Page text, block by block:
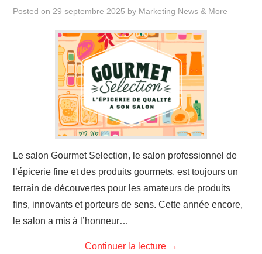
A PROPOS
Posted on 29 septembre 2025 by Marketing News & More
Le salon Gourmet Selection, le salon professionnel de
l’épicerie fine et des produits gourmets, est toujours un
terrain de découvertes pour les amateurs de produits
fins, innovants et porteurs de sens. Cette année encore,
le salon a mis à l’honneur…
Continuer la lecture →